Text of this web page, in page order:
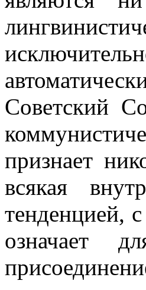
Советский
признает
всякая
тенденцией,
означает